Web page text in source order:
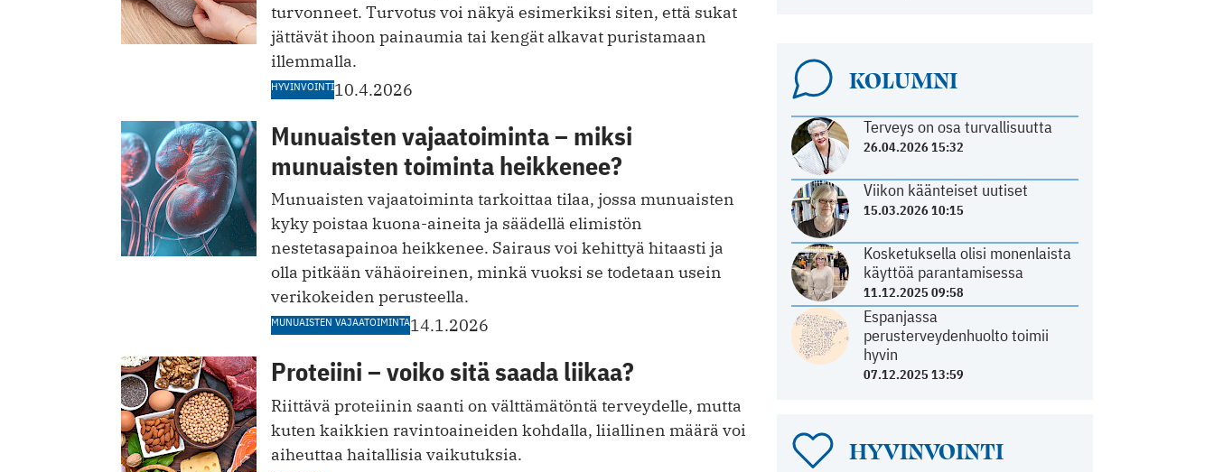
turvonneet. Turvotus voi näkyä esimerkiksi siten, että sukat
jättävät ihoon painaumia tai kengät alkavat puristamaan
illemmalla.
HYVINVOINTI10.4.2026
Munuaisten vajaatoiminta – miksi
munuaisten toiminta heikkenee?
Munuaisten vajaatoiminta tarkoittaa tilaa, jossa munuaisten
kyky poistaa kuona-aineita ja säädellä elimistön
nestetasapainoa heikkenee. Sairaus voi kehittyä hitaasti ja
olla pitkään vähäoireinen, minkä vuoksi se todetaan usein
verikokeiden perusteella.
MUNUAISTEN VAJAATOIMINTA14.1.2026
Proteiini – voiko sitä saada liikaa?
Riittävä proteiinin saanti on välttämätöntä terveydelle, mutta
kuten kaikkien ravintoaineiden kohdalla, liiallinen määrä voi
aiheuttaa haitallisia vaikutuksia.
KOLUMNI
Terveys on osa turvallisuutta
26.04.2026 15:32
Viikon käänteiset uutiset
15.03.2026 10:15
Kosketuksella olisi monenlaista
käyttöä parantamisessa
11.12.2025 09:58
Espanjassa
perusterveydenhuolto toimii
hyvin
07.12.2025 13:59
HYVINVOINTI